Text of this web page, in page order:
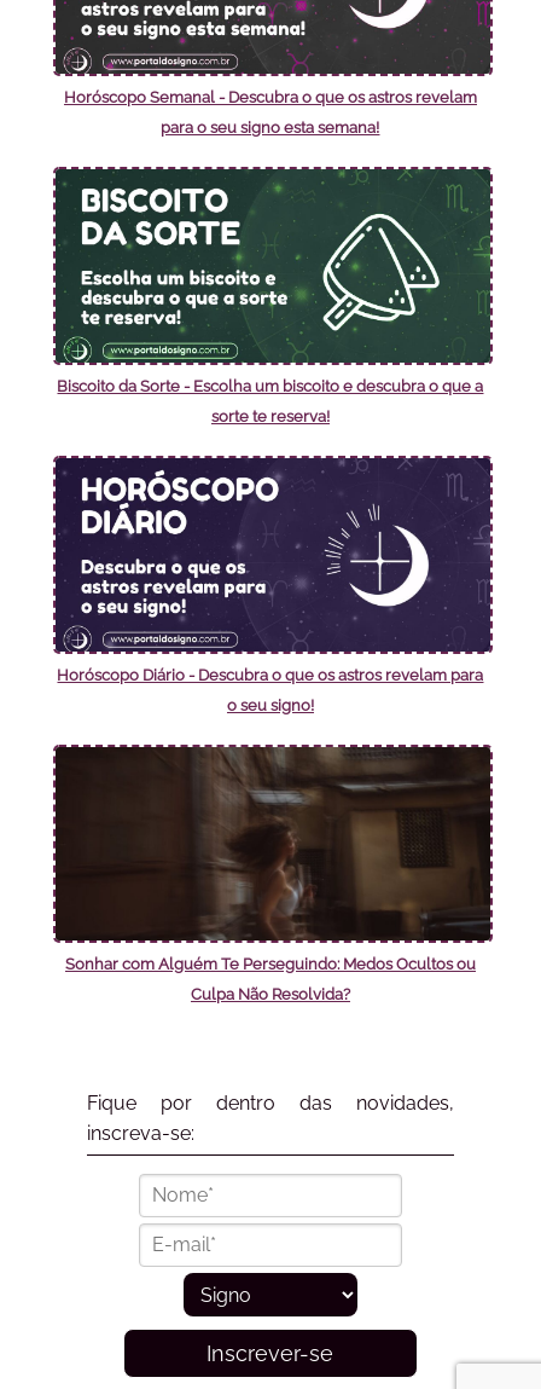
Horóscopo Semanal - Descubra o que os astros revelam
para o seu signo esta semana!
Biscoito da Sorte - Escolha um biscoito e descubra o que a
sorte te reserva!
Horóscopo Diário - Descubra o que os astros revelam para
o seu signo!
Sonhar com Alguém Te Perseguindo: Medos Ocultos ou
Culpa Não Resolvida?
Fique por dentro das novidades,
inscreva-se:
Inscrever-se